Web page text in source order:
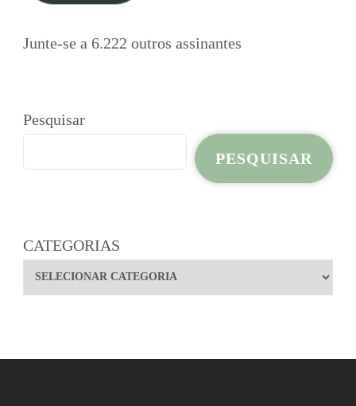
Junte-se a 6.222 outros assinantes
Pesquisar
PESQUISAR
CATEGORIAS